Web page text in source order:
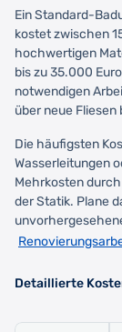
Ein Standard-
kostet zwischen
hochwertigen
bis zu 35.000
notwendigen
über neue Fliesen
Die häufigsten
Wasserleitungen
Mehrkosten
der Statik. Plane
Detaillierte